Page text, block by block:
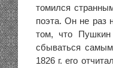
томился
поэта. Он не раз
том, что Пушкин
сбываться
1826 г. его